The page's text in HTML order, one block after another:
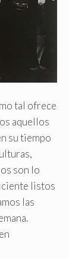
tal ofrece
aquellos
su tiempo
son lo
listos
las